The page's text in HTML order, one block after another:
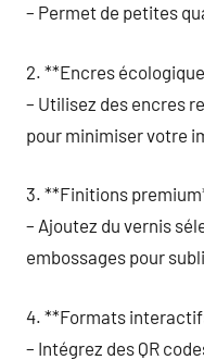
– Permet de petites
2. **Encres
– Utilisez des encres
pour minimiser votre
3. **Finitions
– Ajoutez du vernis
embossages pour
4. **Formats
– Intégrez des QR